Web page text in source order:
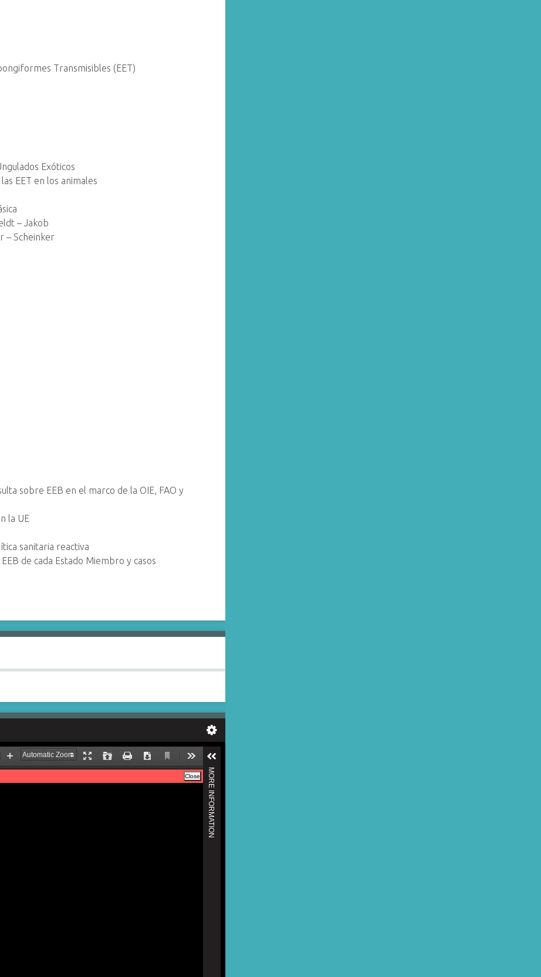
Transmisibles (EET)
Exóticos
EET en los animales
– Jakob
– Scheinker
sobre EEB en el marco de la OIE, FAO y
la UE
sanitaria reactiva
de cada Estado Miembro y casos